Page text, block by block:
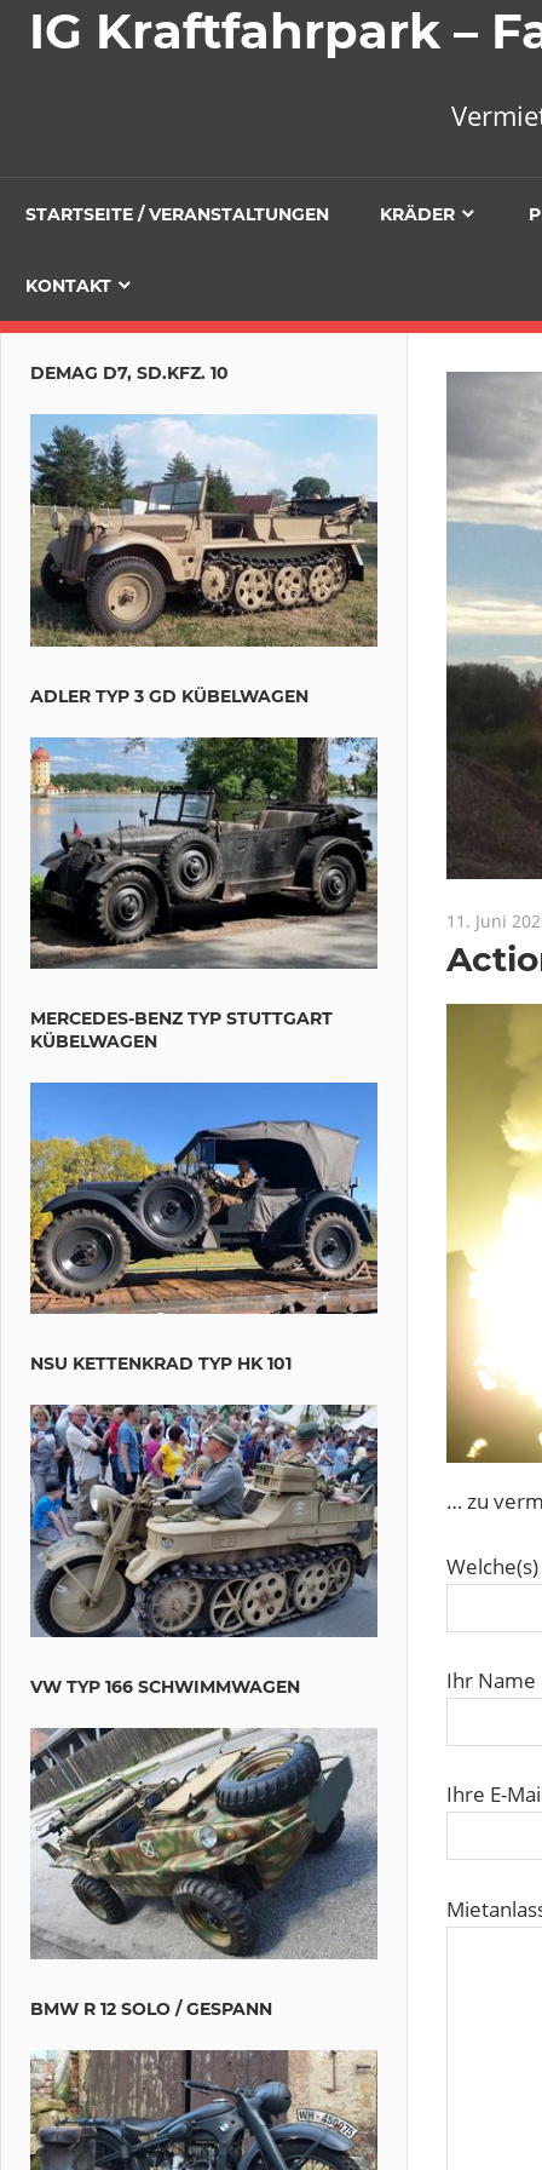
IG Kraftfahrpark –
STARTSEITE / VERANSTALTUNGEN KRÄDER
KONTAKT
11. Juni
… zu
Ihr Name
Ihre E-
DEMAG D7, SD.KFZ. 10
ADLER TYP 3 GD KÜBELWAGEN
MERCEDES-BENZ TYP STUTTGART
KÜBELWAGEN
NSU KETTENKRAD TYP HK 101
VW TYP 166 SCHWIMMWAGEN
BMW R 12 SOLO / GESPANN